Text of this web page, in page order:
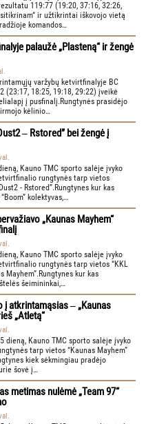
119:77 (19:20, 37:16, 32:26,
ir užtikrintai iškovojo vietą
komandos…
palaužė „Plasteną“ ir žengė
varžybų ketvirtfinalyje BC
(23:17, 18:25, 19:18, 29:22) įveikė
į pusfinalį.Rungtynės prasidėjo
kėlinio…
‒ Rstored” bei žengė į
Kauno TMC sporto salėje įvyko
rungtynės tarp vietos
- Rstored”.Rungtynes kur kas
kolektyvas,…
„Kaunas Mayhem“
Kauno TMC sporto salėje įvyko
rungtynės tarp vietos “KKL
Mayhem”.Rungtynes kur kas
šeimininkai,…
į atkrintamąsias ‒ „Kaunas
„Atletą“
dieną, Kauno TMC sporto salėje įvyko
tarp vietos “Kaunas Mayhem”
kiek sėkmingiau pradėjo
šovė į…
metimas nulėmė „Team 97“